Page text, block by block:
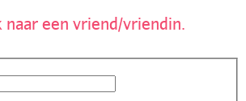
naar een vriend/vriendin.